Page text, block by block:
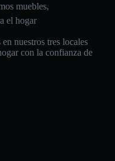
muebles,
el hogar
nuestros tres locales
con la confianza de